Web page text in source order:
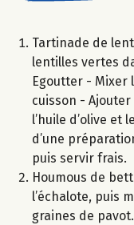
Tartinade de
lentilles vertes
Egoutter - Mixer
cuisson - Ajouter
l’huile d’olive et
d’une
puis servir frais.
Houmous de
l’échalote, puis
graines de